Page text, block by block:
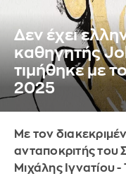
Δεν έχει
καθηγητής
τιμήθηκε με
2025
Με τον
ανταποκριτής του
Μιχάλης Ιγνατίου